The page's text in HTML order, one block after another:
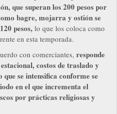
que superan los 200 pesos por
bagre, mojarra y ostión se
pesos, lo que los coloca como
en esta temporada.
con comerciantes, responde
costos de traslado y
se intensifica conforme se
en el que incrementa el
por prácticas religiosas y